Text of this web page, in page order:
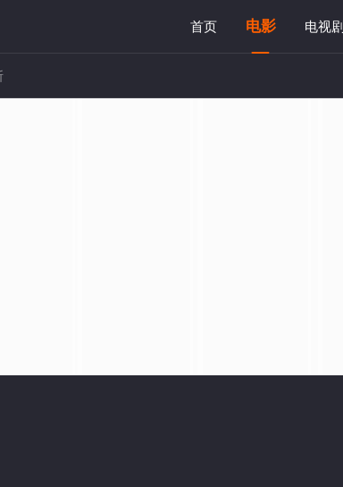
首页 电影 电视剧